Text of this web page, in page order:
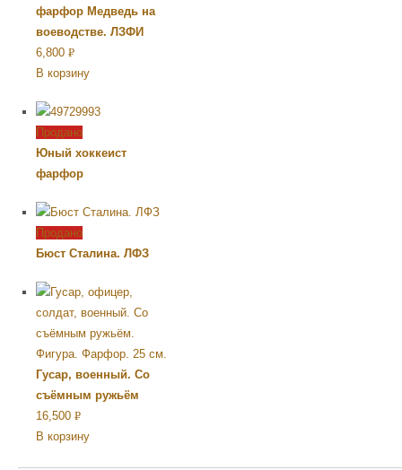
фарфор Медведь на
воеводстве. ЛЗФИ
6,800 Р
УБ.
В корзину
Продано
Юный хоккеист
фарфор
Продано
Бюст Сталина. ЛФЗ
Гусар, военный. Со
съёмным ружьём
16,500 Р
УБ.
В корзину